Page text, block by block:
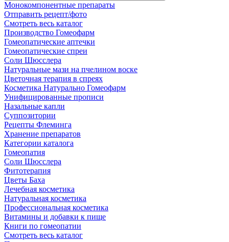
Монокомпонентные препараты
Отправить рецепт/фото
Смотреть весь каталог
Производство Гомеофарм
Гомеопатические аптечки
Гомеопатические спреи
Соли Шюсслера
Натуральные мази на пчелином воске
Цветочная терапия в спреях
Косметика Натурально Гомеофарм
Унифицированные прописи
Назальные капли
Суппозитории
Рецепты Флеминга
Хранение препаратов
Категории каталога
Гомеопатия
Соли Шюсслера
Фитотерапия
Цветы Баха
Лечебная косметика
Натуральная косметика
Профессиональная косметика
Витамины и добавки к пище
Книги по гомеопатии
Смотреть весь каталог